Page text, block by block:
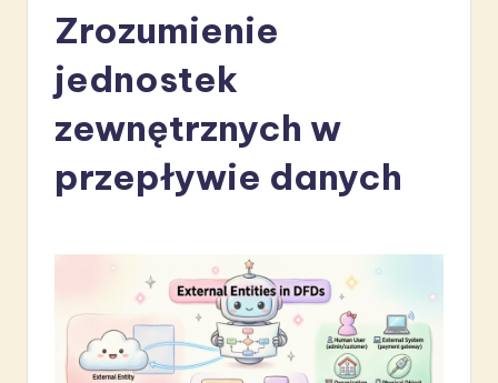
o
Zrozumienie
jednostek
zewnętrznych w
przepływie danych